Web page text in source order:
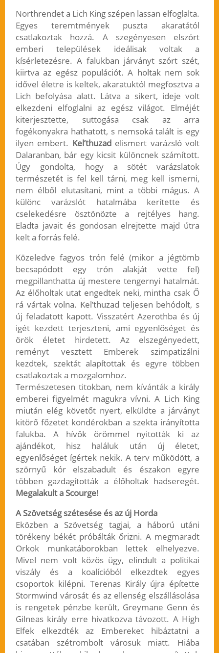
Northrendet a Lich King szépen lassan elfoglalta.
Egyes teremtmények puszta akaratától
csatlakoztak hozzá. A szegényesen elszórt
emberi települések ideálisak voltak a
kísérletezésre. A falukban járványt szórt szét,
kiirtva az egész populációt. A holtak nem sok
idővel életre is keltek, akaratuktól megfosztva a
Lich befolyása alatt. Látva a sikert, ideje volt
elkezdeni elfoglalni az egész világot. Elméjét
kiterjesztette, suttogása csak az arra
fogékonyakra hathatott, s nemsoká talált is egy
ilyen embert. Kel’thuzadelismert varázsló volt
Dalaranban, bár egy kicsit különcnek számított.
Úgy gondolta, hogy a sötét varázslatok
természetét is fel kell tárni, meg kell ismerni,
nem élből elutasítani, mint a többi mágus. A
különc varázslót hatalmába kerítette és
cselekedésre ösztönözte a rejtélyes hang.
Eladta javait és gondosan elrejtette majd útra
kelt a forrás felé.
Közeledve fagyos trón felé (mikor a jégtömb
becsapódott egy trón alakját vette fel)
megpillanthatta új mestere tengernyi hatalmát.
Az élőholtak utat engedtek neki, mintha csak Ő
rá vártak volna. Kel’thuzad teljesen behódolt, s
új feladatott kapott. Visszatért Azerothba és új
igét kezdett terjeszteni, ami egyenlőséget és
örök életet hirdetett. Az elszegényedett,
reményt vesztett Emberek szimpatizálni
kezdtek, szektát alapítottak és egyre többen
csatlakoztak a mozgalomhoz.
Természetesen titokban, nem kívánták a király
emberei figyelmét magukra vívni. A Lich King
miután elég követőt nyert, elküldte a járványt
kitörő főzetet kondérokban a szekta irányította
falukba. A hívők örömmel nyitották ki az
ajándékot, hisz haláluk után új életet,
egyenlőséget ígértek nekik. A terv működött, a
szörnyű kór elszabadult és északon egyre
többen gazdagították a élőholtak hadseregét.
Megalakult a Scourge!
A Szövetség szétesése és az új Horda
Eközben a Szövetség tagjai, a háború utáni
törékeny békét próbálták őrizni. A megmaradt
Orkok munkatáborokban lettek elhelyezve.
Mivel nem volt közös ügy, elindult a politikai
viszály és a koalícióból elkezdtek egyes
csoportok kilépni. Terenas Király újra építette
Stormwind városát és az ellenség elszállásolása
is rengetek pénzbe került, Greymane Genn és
Gilneas király erre hivatkozva távozott. A High
Elfek elkezdték az Embereket hibáztatni a
csatában szétrombolt városuk miatt. Hiába